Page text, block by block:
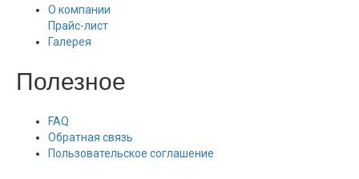
О компании
Прайс-лист
Галерея
Полезное
FAQ
Обратная связь
Пользовательское соглашение